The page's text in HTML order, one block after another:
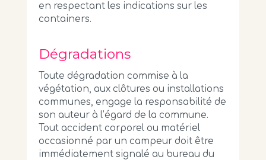
en respectant les indications sur les
containers.
Dégradations
Toute dégradation commise à la
végétation, aux clôtures ou installations
communes, engage la responsabilité de
son auteur à l’égard de la commune.
Tout accident corporel ou matériel
occasionné par un campeur doit être
immédiatement signalé au bureau du